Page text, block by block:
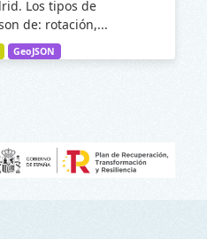
Los tipos de
de: rotación,...
GeoJSON